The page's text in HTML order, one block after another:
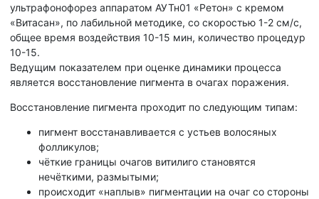
ультрафонофорез аппаратом АУТн­01 «Ретон» с кремом
«Витасан», по лабильной методике, со скоростью 1-2 см/с,
общее время воздействия 10-15 мин, количество процедур
10-15.
Ведущим показателем при оценке динамики процесса
является восстановление пигмента в очагах поражения.
Восстановление пигмента проходит по следующим типам:
пигмент восстанавливается с устьев волосяных
фолликулов;
чёткие границы очагов витилиго становятся
нечёткими, размытыми;
происходит «наплыв» пигментации на очаг со стороны